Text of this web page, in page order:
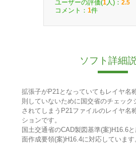
ユーザーの評価(1 人)： 2.5
コメント： 1件
ソフト詳細
拡張子がP21となっていてもレイヤ名
則していないために国交省のチェック
されてしまうP21ファイルのレイヤ名
ションです。
国土交通省のCAD製図基準(案)H16.6
面作成要領(案)H16.4に対応しています